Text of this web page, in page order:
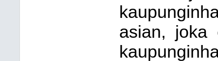
asian, joka